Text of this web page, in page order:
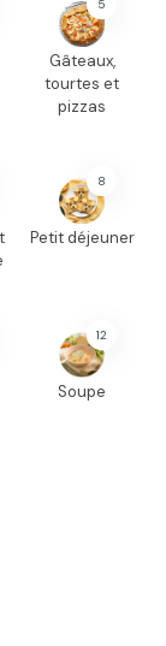
5
Gâteaux,
tourtes et
pizzas
8
Petit déjeuner
12
Soupe